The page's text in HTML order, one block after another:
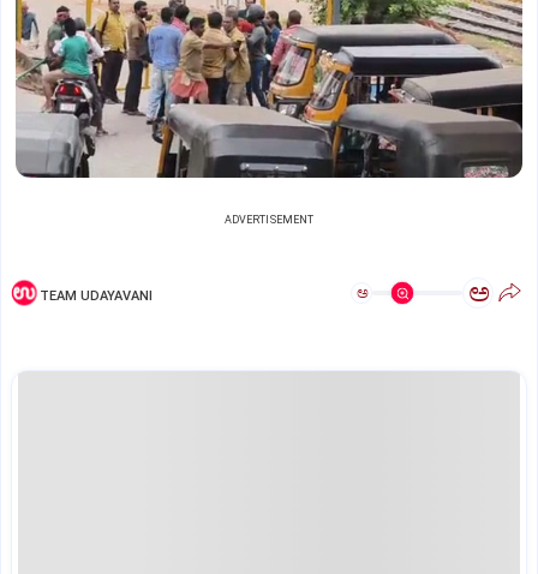
ADVERTISEMENT
TEAM UDAYAVANI ಅ ಅ